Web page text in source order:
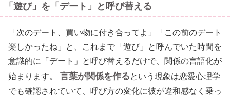
「遊び」を「デート」と呼び替える
「次のデート、買い物に付き合ってよ」「この前のデート
楽しかったね」と、これまで「遊び」と呼んでいた時間を
意識的に「デート」と呼び替えるだけで、関係の言語化が
始まります。
言葉が関係を作るという現象は恋愛心理学
でも確認されていて、呼び方の変化に彼が違和感なく乗っ